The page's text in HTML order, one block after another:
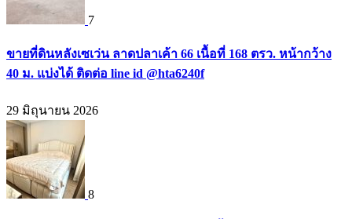
7
ขายที่ดินหลังเซเว่น ลาดปลาเค้า 66 เนื้อที่ 168 ตรว. หน้ากว้าง
40 ม. แบ่งได้ ติดต่อ line id @hta6240f
29 มิถุนายน 2026
8